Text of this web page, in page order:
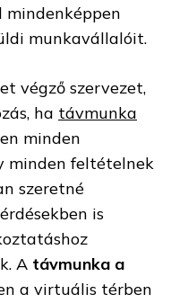
mindenképpen
munkavállalóit.
végző szervezet,
ha távmunka
minden
minden feltételnek
szeretné
is
A távmunka a
a virtuális térben